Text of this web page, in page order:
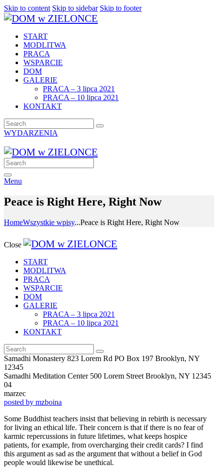
Skip to content Skip to sidebar Skip to footer
START
MODLITWA
PRACA
WSPARCIE
DOM
GALERIE
PRACA – 3 lipca 2021
PRACA – 10 lipca 2021
KONTAKT
WYDARZENIA
Menu
Peace is Right Here, Right Now
HomeWszystkie wpisy...Peace is Right Here, Right Now
Close
START
MODLITWA
PRACA
WSPARCIE
DOM
GALERIE
PRACA – 3 lipca 2021
PRACA – 10 lipca 2021
KONTAKT
Samadhi Monastery 823 Lorem Rd PO Box 197 Brooklyn, NY
12345
Samadhi Meditation Center 500 Lorem Street Brooklyn, NY 12345
04
marzec
posted by mzboina
Some Buddhist teachers insist that believing in rebirth is necessary
for living an ethical life. Their concern is that if there is no fear of
karmic repercussions in future lifetimes, what keeps hospice
patients, for example, from overcharging their credit cards? I find
this argument as sad as the argument that without a belief in God
people would likewise be unethical.